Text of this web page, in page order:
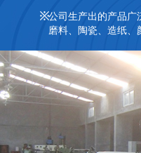
公司生产出的产品广
磨料、陶瓷、造纸、